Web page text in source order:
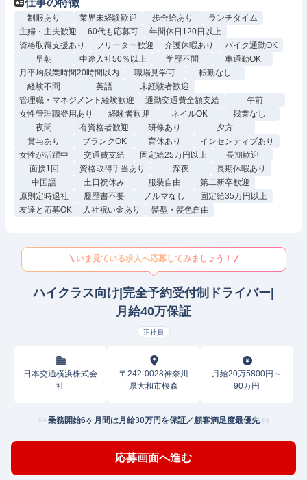
仕事の特徴
制服あり 業界未経験歓迎 歩合給あり
ランチタイム
主婦・主夫歓迎
60代も応募可
年間休日120日以上
資格取得支援あり
フリーター歓迎 介護休暇あり
バイク通勤OK
早朝
中途入社50％以上 学歴不問
車通勤OK
月平均残業時間20時間以内
職場見学可
転勤なし
経験不問
英語
未経験者歓迎
管理職・マネジメント経験歓迎
通勤交通費全額支給
午前
女性管理職登用あり
経験者歓迎 ネイルOK
残業なし
夜間
有資格者歓迎 研修あり
夕方
賞与あり
ブランクOK 育休あり
インセンティブあり
女性が活躍中
交通費支給 固定給25万円以上
長期歓迎
面接1回
資格取得手当あり 深夜
長期休暇あり
中国語
土日祝休み 服装自由
第二新卒歓迎
原則定時退社
履歴書不要 ノルマなし
固定給35万円以上
友達と応募OK
入社祝い金あり 髪型・髪色自由
いま見ている求人へ応募してみましょう！
ハイクラス向け|完全予約受付制ドライバー|
月給40万保証
正社員
日本交通横浜株式会
社
〒242-0028神奈川
県大和市桜森
月給20万5800円～
90万円
乗務開始6ヶ月間は月給30万円を保証／顧客満足度最優先
応募画面へ進む